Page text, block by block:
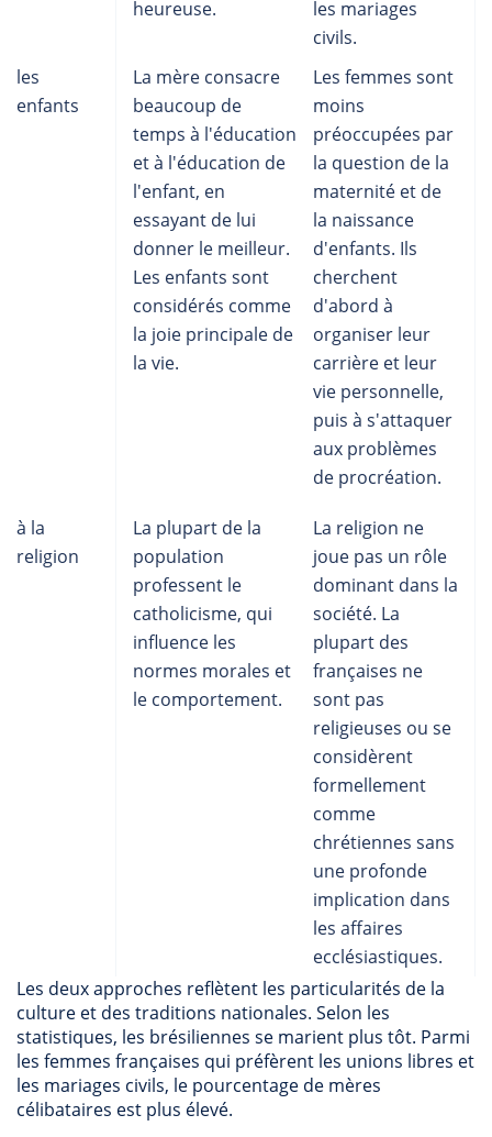
heureuse.
les mariages
civils.
les
enfants
La mère consacre
beaucoup de
temps à l'éducation
et à l'éducation de
l'enfant, en
essayant de lui
donner le meilleur.
Les enfants sont
considérés comme
la joie principale de
la vie.
Les femmes sont
moins
préoccupées par
la question de la
maternité et de
la naissance
d'enfants. Ils
cherchent
d'abord à
organiser leur
carrière et leur
vie personnelle,
puis à s'attaquer
aux problèmes
de procréation.
à la
religion
La plupart de la
population
professent le
catholicisme, qui
influence les
normes morales et
le comportement.
La religion ne
joue pas un rôle
dominant dans la
société. La
plupart des
françaises ne
sont pas
religieuses ou se
considèrent
formellement
comme
chrétiennes sans
une profonde
implication dans
les affaires
ecclésiastiques.
Les deux approches reflètent les particularités de la
culture et des traditions nationales. Selon les
statistiques, les brésiliennes se marient plus tôt. Parmi
les femmes françaises qui préfèrent les unions libres et
les mariages civils, le pourcentage de mères
célibataires est plus élevé.